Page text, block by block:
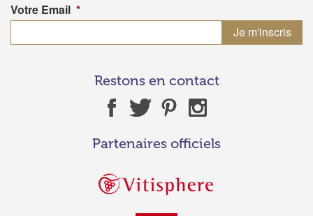
Votre Email *
Restons en contact
Partenaires officiels